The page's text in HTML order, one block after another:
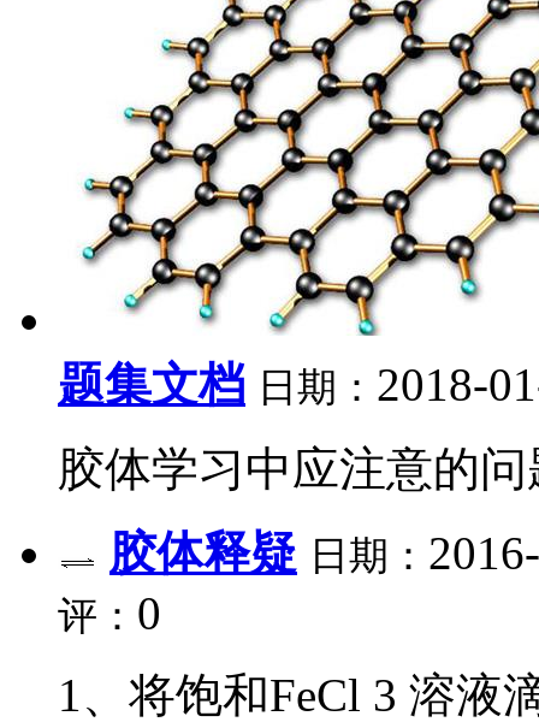
题集文档 日期： 2018-
胶体学习中应注意的
胶体释疑 日期：
评： 0
1、将饱和FeCl 3 溶液